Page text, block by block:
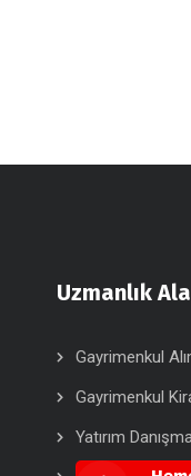
Uzmanlık
Gayrimenkul
Gayrimenkul
Yatırım